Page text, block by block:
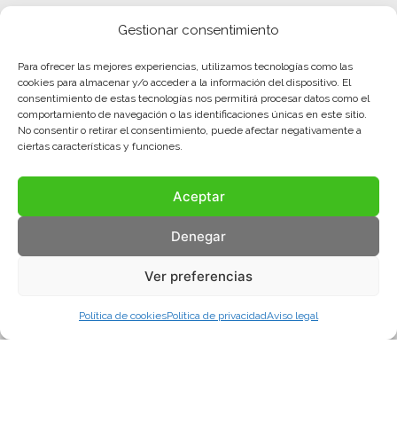
Gestionar consentimiento
Para ofrecer las mejores experiencias, utilizamos tecnologías como las
cookies para almacenar y/o acceder a la información del dispositivo. El
consentimiento de estas tecnologías nos permitirá procesar datos como el
comportamiento de navegación o las identificaciones únicas en este sitio.
No consentir o retirar el consentimiento, puede afectar negativamente a
ciertas características y funciones.
Aceptar
Denegar
Ver preferencias
Política de cookiesPolítica de privacidadAviso legal